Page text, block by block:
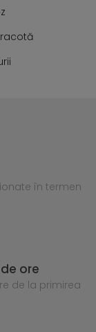
în termen
ore
de la primirea